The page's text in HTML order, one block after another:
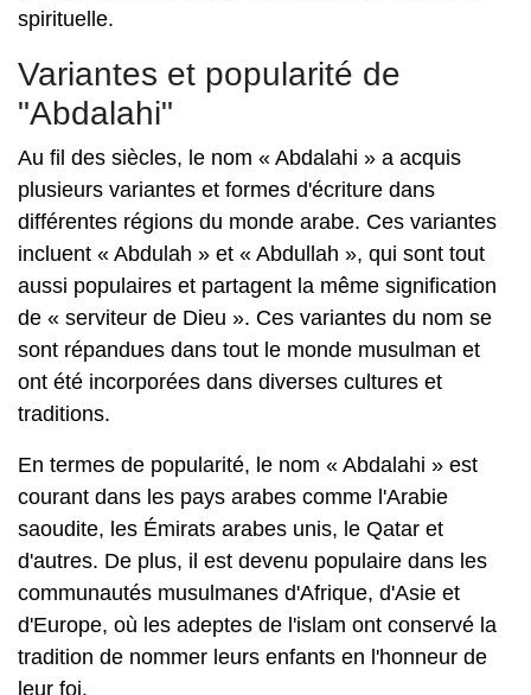
spirituelle.
Variantes et popularité de
"Abdalahi"
Au fil des siècles, le nom « Abdalahi » a acquis
plusieurs variantes et formes d'écriture dans
différentes régions du monde arabe. Ces variantes
incluent « Abdulah » et « Abdullah », qui sont tout
aussi populaires et partagent la même signification
de « serviteur de Dieu ». Ces variantes du nom se
sont répandues dans tout le monde musulman et
ont été incorporées dans diverses cultures et
traditions.
En termes de popularité, le nom « Abdalahi » est
courant dans les pays arabes comme l'Arabie
saoudite, les Émirats arabes unis, le Qatar et
d'autres. De plus, il est devenu populaire dans les
communautés musulmanes d'Afrique, d'Asie et
d'Europe, où les adeptes de l'islam ont conservé la
tradition de nommer leurs enfants en l'honneur de
leur foi.